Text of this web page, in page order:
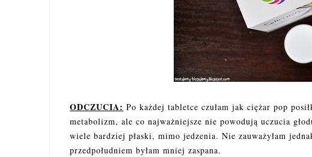
ODCZUCIA: Po każdej tabletce czułam jak ciężar pop
metabolizm, ale co najważniejsze nie powodują uczucia
wiele bardziej płaski, mimo jedzenia. Nie zauważyłam
przedpołudniem byłam mniej zaspana.